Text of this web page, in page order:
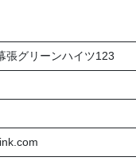
張グリーンハイツ123